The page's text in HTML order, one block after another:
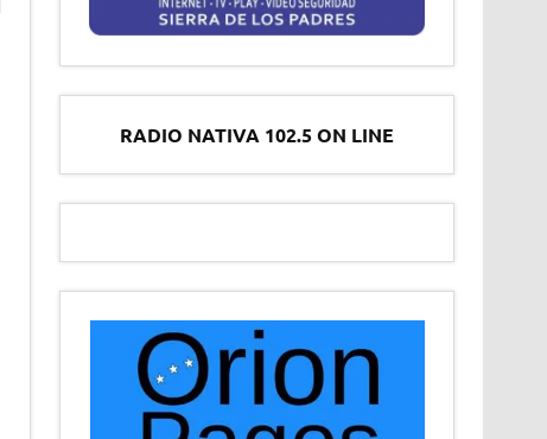
RADIO NATIVA 102.5 ON LINE